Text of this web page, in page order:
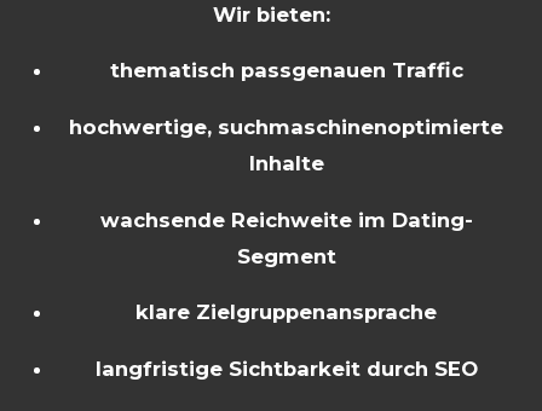
Wir bieten:
thematisch passgenauen Traffic
hochwertige, suchmaschinenoptimierte
Inhalte
wachsende Reichweite im Dating-
Segment
klare Zielgruppenansprache
langfristige Sichtbarkeit durch SEO